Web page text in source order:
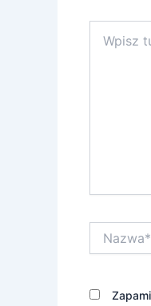
tutaj..